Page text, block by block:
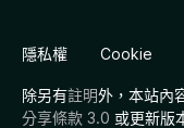
隱私權 Cookie
除另有註明外，本站內
分享條款 3.0 或更新版